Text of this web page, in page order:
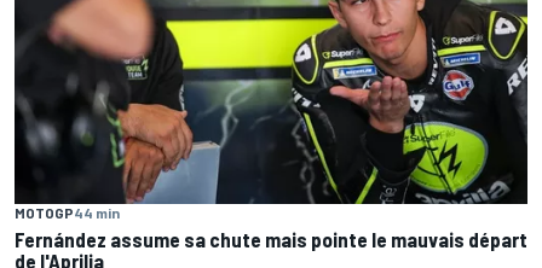
MOTOGP44 min
Fernández assume sa chute mais pointe le mauvais départ
de l'Aprilia